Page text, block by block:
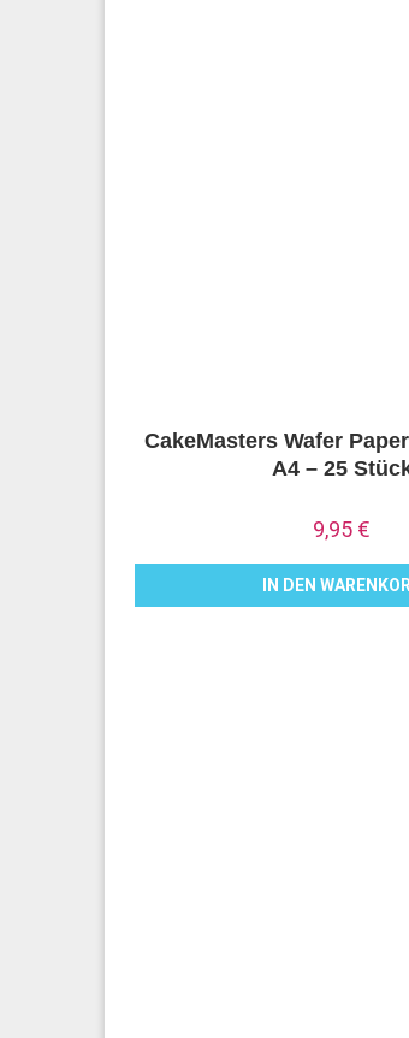
CakeMasters Wafer
A4 – 25
9,95 €
IN DEN